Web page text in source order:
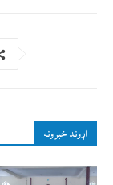
اړوند خبرونه